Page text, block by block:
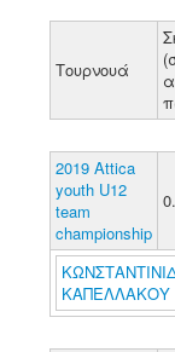
Τουρνουά
2019 Attica
youth U12
team
championship
ΚΑΠΕΛΛΑΚΟΥ